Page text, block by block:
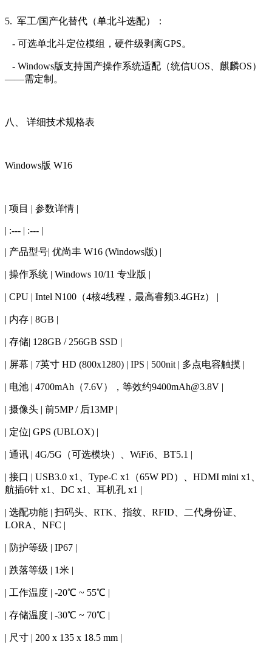
5. 军工/国产化替代（单北斗选配）：
- 可选单北斗定位模组，硬件级剥离GPS。
- Windows版支持国产操作系统适配（统信UOS、麒麟OS）
——需定制。
八、 详细技术规格表
Windows版 W16
| 项目 | 参数详情 |
| :--- | :--- |
| 产品型号| 优尚丰 W16 (Windows版) |
| 操作系统 | Windows 10/11 专业版 |
| CPU | Intel N100（4核4线程，最高睿频3.4GHz） |
| 内存 | 8GB |
| 存储| 128GB / 256GB SSD |
| 屏幕 | 7英寸 HD (800x1280) | IPS | 500nit | 多点电容触摸 |
| 电池 | 4700mAh（7.6V），等效约9400mAh@3.8V |
| 摄像头 | 前5MP / 后13MP |
| 定位| GPS (UBLOX) |
| 通讯 | 4G/5G（可选模块）、WiFi6、BT5.1 |
| 接口 | USB3.0 x1、Type-C x1（65W PD）、HDMI mini x1、
航插6针 x1、DC x1、耳机孔 x1 |
| 选配功能 | 扫码头、RTK、指纹、RFID、二代身份证、
LORA、NFC |
| 防护等级 | IP67 |
| 跌落等级 | 1米 |
| 工作温度 | -20℃ ~ 55℃ |
| 存储温度 | -30℃ ~ 70℃ |
| 尺寸 | 200 x 135 x 18.5 mm |